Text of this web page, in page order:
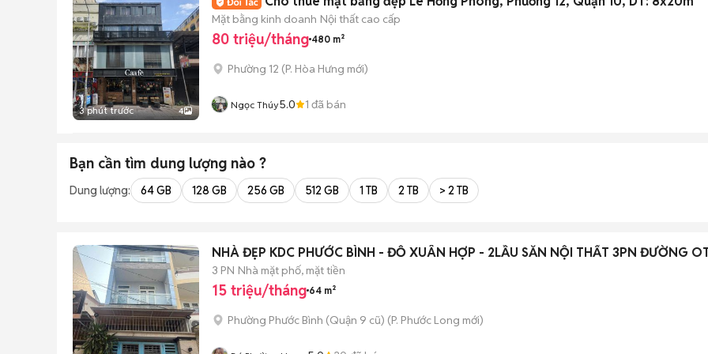
3 phút trước 4
Mặt bằng kinh doanh Nội thất cao cấp
80 triệu/tháng 480 m²
Phường 12 (P. Hòa Hưng mới)
Ngọc Thúy5.0 1 đã bán
Bạn cần tìm dung lượng nào ?
Dung lượng: 64 GB 128 GB 256 GB 512 GB 1 TB 2 TB > 2 TB
NHÀ ĐẸP KDC PHƯỚC BÌNH - ĐỖ XUÂN HỢP - 2LẦU SẴN NỘI THẤT 3PN ĐƯỜNG
3 PN Nhà mặt phố, mặt tiền
15 triệu/tháng 64 m²
Phường Phước Bình (Quận 9 cũ) (P. Phước Long mới)